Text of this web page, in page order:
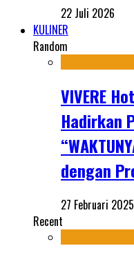
22 Juli 2026
KULINER
Random
VIVERE
Hadirkan
dengan
27 Februari 2025
Recent